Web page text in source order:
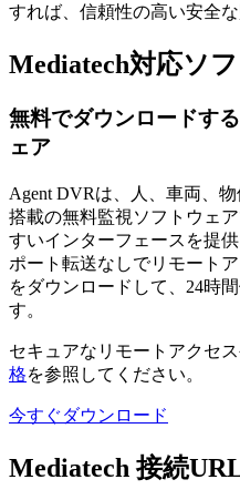
すれば、信頼性の高い安全
Mediatech対応ソ
無料でダウンロードす
ェア
Agent DVRは、人、車両、
搭載の無料監視ソフトウェ
すいインターフェースを提
ポート転送なしでリモート
をダウンロードして、24時
す。
セキュアなリモートアクセ
格を参照してください。
今すぐダウンロード
Mediatech 接続